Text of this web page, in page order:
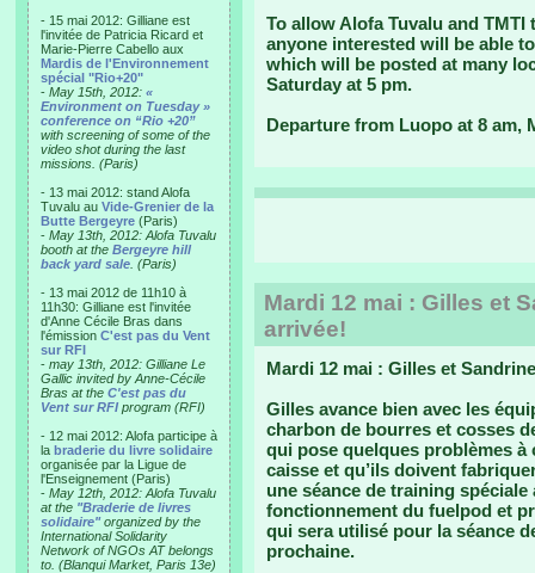
- 15 mai 2012: Gilliane est
l'invitée de Patricia Ricard et
Marie-Pierre Cabello aux
Mardis de l'Environnement
spécial "Rio+20"
- May 15th, 2012: «
Environment on Tuesday »
conference on “Rio +20”
with screening of some of the
video shot during the last
missions. (Paris)
- 13 mai 2012: stand Alofa
Tuvalu au Vide-Grenier de la
Butte Bergeyre (Paris)
- May 13th, 2012: Alofa Tuvalu
booth at the Bergeyre hill
back yard sale . (Paris)
- 13 mai 2012 de 11h10 à
11h30: Gilliane est l'invitée
d'Anne Cécile Bras dans
l'émission C'est pas du Vent
sur RFI
- may 13th, 2012: Gilliane Le
Gallic invited by Anne-Cécile
Bras at the C'est pas du
Vent sur RFI program (RFI)
- 12 mai 2012: Alofa participe à
la braderie du livre solidaire
organisée par la Ligue de
l'Enseignement (Paris)
- May 12th, 2012: Alofa Tuvalu
at the "Braderie de livres
solidaire"organized by the
International Solidarity
Network of NGOs AT belongs
to. (Blanqui Market, Paris 13e)
To allow Alofa Tuvalu and
anyone interested will be able
which will be posted at many
Saturday at 5 pm.
Departure from Luopo at 8 am,
Mardi 12 mai : Gilles et
arrivée!
Mardi 12 mai : Gilles et
Gilles avance bien avec les
charbon de bourres et cosses
qui pose quelques problèmes
caisse et qu’ils doivent
une séance de training
fonctionnement du fuelpod et
qui sera utilisé pour la séance
prochaine.